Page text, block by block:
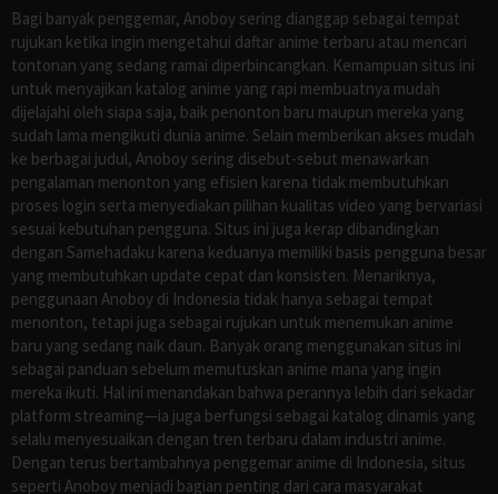
Bagi banyak penggemar, Anoboy sering dianggap sebagai tempat
rujukan ketika ingin mengetahui daftar anime terbaru atau mencari
tontonan yang sedang ramai diperbincangkan. Kemampuan situs ini
untuk menyajikan katalog anime yang rapi membuatnya mudah
dijelajahi oleh siapa saja, baik penonton baru maupun mereka yang
sudah lama mengikuti dunia anime. Selain memberikan akses mudah
ke berbagai judul, Anoboy sering disebut-sebut menawarkan
pengalaman menonton yang efisien karena tidak membutuhkan
proses login serta menyediakan pilihan kualitas video yang bervariasi
sesuai kebutuhan pengguna. Situs ini juga kerap dibandingkan
dengan Samehadaku karena keduanya memiliki basis pengguna besar
yang membutuhkan update cepat dan konsisten. Menariknya,
penggunaan Anoboy di Indonesia tidak hanya sebagai tempat
menonton, tetapi juga sebagai rujukan untuk menemukan anime
baru yang sedang naik daun. Banyak orang menggunakan situs ini
sebagai panduan sebelum memutuskan anime mana yang ingin
mereka ikuti. Hal ini menandakan bahwa perannya lebih dari sekadar
platform streaming—ia juga berfungsi sebagai katalog dinamis yang
selalu menyesuaikan dengan tren terbaru dalam industri anime.
Dengan terus bertambahnya penggemar anime di Indonesia, situs
seperti Anoboy menjadi bagian penting dari cara masyarakat